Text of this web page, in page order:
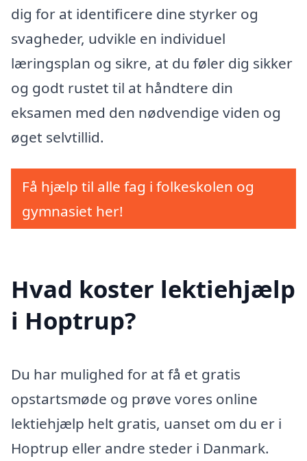
dig for at identificere dine styrker og
svagheder, udvikle en individuel
læringsplan og sikre, at du føler dig sikker
og godt rustet til at håndtere din
eksamen med den nødvendige viden og
øget selvtillid.
Få hjælp til alle fag i folkeskolen og
gymnasiet her!
Hvad koster lektiehjælp
i Hoptrup?
Du har mulighed for at få et gratis
opstartsmøde og prøve vores online
lektiehjælp helt gratis, uanset om du er i
Hoptrup eller andre steder i Danmark.